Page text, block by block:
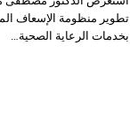
تطوير منظومة الإسعاف
بخدمات الرعاية الصحية…